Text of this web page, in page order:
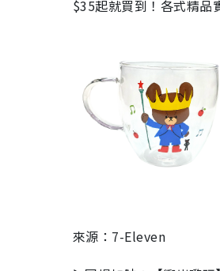
$35起就買到！各式精品
來源：7-Eleven